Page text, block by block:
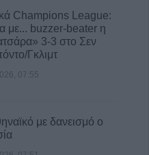
δημοτικών
τα ΚΤΕΛ στην
Champions League:
με... buzzer-beater η
3-3 στο Σεν
Γκλιμτ
07:55
με δανεισμό ο